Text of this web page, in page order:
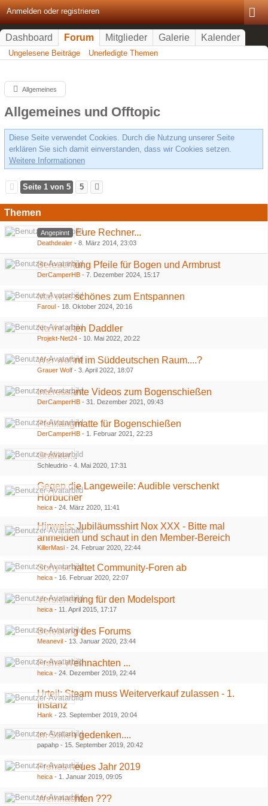
Anmelden oder registrieren
Dashboard Forum Mitglieder Galerie Kalender
Ungelesene Beiträge Unerledigte Themen
Allgemeines
Allgemeines und Offtopic
Diese Seite verwendet Cookies. Durch die Nutzung unserer Seite
erklären Sie sich damit einverstanden, dass wir Cookies setzen.
Weitere Informationen
Seite 1 von 5 5
Themen
Angepinnt Eure Rechner...
Deathdealer - 8. März 2014, 23:03
Beleuchtung Pfeile für Bogen und Armbrust
DerCamperHB - 7. Dezember 2024, 15:17
Mal was schönes zum Entspannen
Faroul - 18. Oktober 2024, 20:16
Na ihr alten Daddler
Projekt-Net24 - 10. Mai 2022, 20:22
Wer wohnt im Süddeutschen Raum....?
Grauer Wolf - 3. April 2022, 18:07
Interessante Videos zum Bogenschießen
DerCamperHB - 31. Dezember 2021, 09:43
Pfeilfangmatte für Bogenschießen
DerCamperHB - 1. Februar 2021, 22:23
Grafiker...
Schleudrio - 4. Mai 2020, 17:31
Gegen die Langeweile: Audible verschenkt
Hörbücher
heica - 24. März 2020, 11:41
​Hinweis: Jubiläumsshirt Nox XXX - Bitte mal
anmelden und schaut in den Member-Bereich
KillerMasi - 24. Februar 2020, 22:44
Sony schaltet Community-Foren ab
heica - 16. Februar 2020, 22:07
Versicherung für den Modelsport
heica - 11. April 2015, 17:17
Belebung des Forums
Meanevil - 13. Januar 2020, 23:44
Frohe Weihnachten ...
heica - 24. Dezember 2019, 22:44
Urteil: Steam muss Weiterverkauf zulassen - 1.
Instanz
Hank - 23. September 2019, 20:04
Im Stillen gedenken....
papahp - 15. September 2019, 20:42
Frohes neues Jahr 2019
heica - 1. Januar 2019, 09:05
Weihnachten ???